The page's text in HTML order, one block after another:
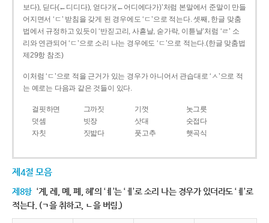
보다), 딛다(←디디다), 얻다가(←어디에다가)’처럼 본말에서 준말이 만들
어지면서 ‘ㄷ’ 받침을 갖게 된 경우에도 ‘ㄷ’으로 적는다. 셋째, 한글 맞춤
법에서 규정하고 있듯이 ‘반짇고리, 사흗날, 숟가락, 이튿날’처럼 ‘ㄹ’ 소
리와 연관되어 ‘ㄷ’으로 소리 나는 경우에도 ‘ㄷ’으로 적는다.(한글 맞춤법
제29항 참조)
이처럼 ‘ㄷ’으로 적을 근거가 있는 경우가 아니어서 관습대로 ‘ㅅ’으로 적
는 예로는 다음과 같은 것들이 있다.
걸핏하면 그까짓 기껏
놋그릇
덧셈
빗장 삿대
숫접다
자칫
짓밟다 풋고추 햇곡식
제4절 모음
제8항 ‘계, 례, 몌, 폐, 혜’의 ‘ㅖ’는 ‘ㅔ’로 소리 나는 경우가 있더라도 ‘ㅖ’로
적는다. (ㄱ을 취하고, ㄴ을 버림.)